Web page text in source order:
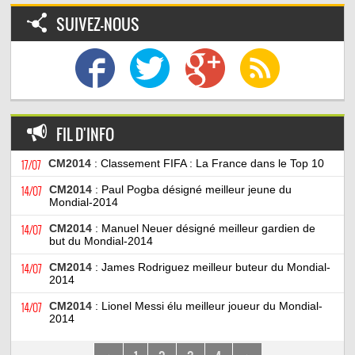
SUIVEZ-NOUS
FIL D'INFO
17/07 CM2014 : Classement FIFA : La France dans le Top 10
14/07 CM2014 : Paul Pogba désigné meilleur jeune du
Mondial-2014
14/07 CM2014 : Manuel Neuer désigné meilleur gardien de
but du Mondial-2014
14/07 CM2014 : James Rodriguez meilleur buteur du Mondial-
2014
14/07 CM2014 : Lionel Messi élu meilleur joueur du Mondial-
2014